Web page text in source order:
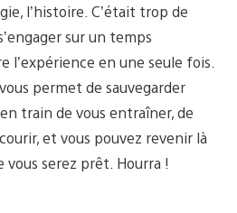
l’histoire. C’était trop de
sur un temps
l’expérience en une seule fois.
permet de sauvegarder
train de vous entraîner, de
et vous pouvez revenir là
vous serez prêt. Hourra !